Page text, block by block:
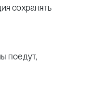
сохранять
поедут,